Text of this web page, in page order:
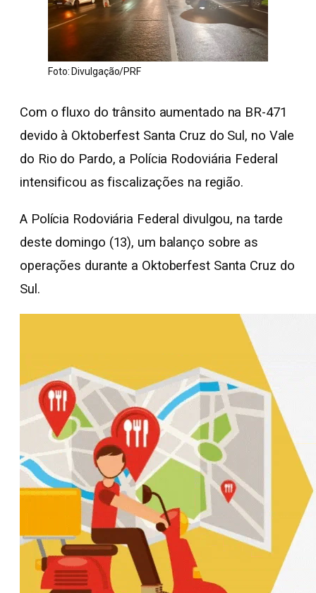
Foto: Divulgação/PRF
Com o fluxo do trânsito aumentado na BR-471
devido à Oktoberfest Santa Cruz do Sul, no Vale
do Rio do Pardo, a Polícia Rodoviária Federal
intensificou as fiscalizações na região.
A Polícia Rodoviária Federal divulgou, na tarde
deste domingo (13), um balanço sobre as
operações durante a Oktoberfest Santa Cruz do
Sul.